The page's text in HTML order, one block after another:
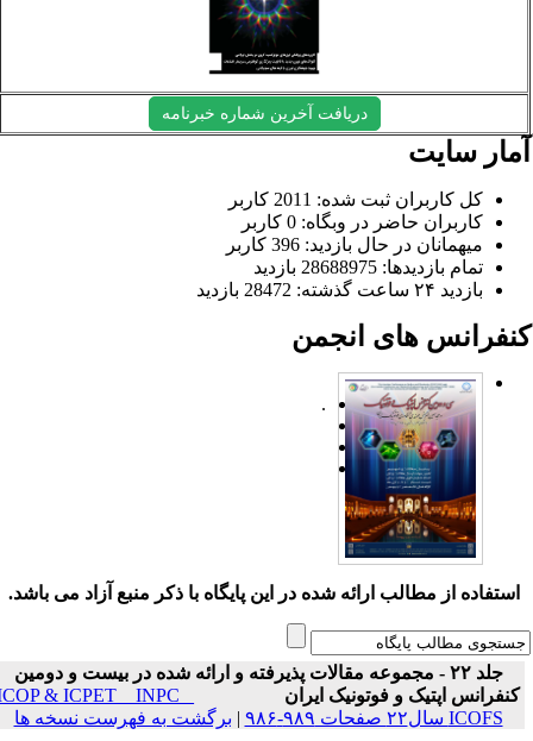
دریافت آخرین شماره خبرنامه
سایت
کل کاربران ثبت شده: 2011 کاربر
کاربران حاضر در وبگاه: 0 کاربر
میهمانان در حال بازدید: 396 کاربر
تمام بازدید‌ها: 28688975 بازدید
بازدید ۲۴ ساعت گذشته: 28472 بازدید
های انجمن
.
استفاده از مطالب ارائه شده در این پایگاه با ذکر منبع آزاد می باشد.
جلد ۲۲ - مجموعه مقالات پذیرفته و ارائه شده در بیست و دومین
کنفرانس اپتیک و فوتونیک ایران
ICOP & ICPET _ INPC _
ICOFS سال۲۲ صفحات ۹۸۹-۹۸۶
|برگشت به فهرست نسخه ها